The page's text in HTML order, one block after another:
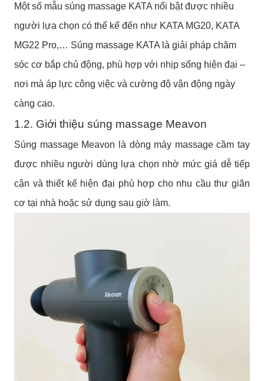
Một số mẫu súng massage KATA nổi bật được nhiều
người lựa chọn có thể kể đến như KATA MG20, KATA
MG22 Pro,… Súng massage KATA là giải pháp chăm
sóc cơ bắp chủ động, phù hợp với nhịp sống hiện đại –
nơi mà áp lực công việc và cường độ vận động ngày
càng cao.
1.2. Giới thiệu súng massage Meavon
Súng massage Meavon là dòng máy massage cầm tay
được nhiều người dùng lựa chọn nhờ mức giá dễ tiếp
cận và thiết kế hiện đại phù hợp cho nhu cầu thư giãn
cơ tại nhà hoặc sử dụng sau giờ làm.